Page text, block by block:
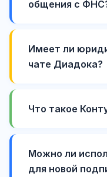
общения с
Имеет ли
чате Диадока?
Что такое
Можно ли
для новой